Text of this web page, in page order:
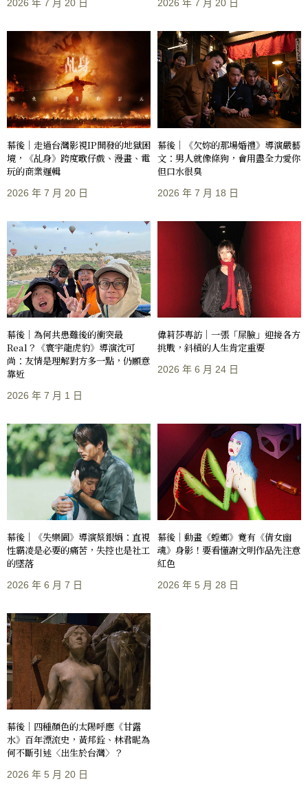
2026 年 7 月 20 日 2026 年 7 月 20 日
幕後｜走過台灣影視IP開發的地獄困
境，《乩身》跨度歌仔戲、漫畫、電
玩的商業邏輯
2026 年 7 月 20 日
幕後｜《欠妳的那場婚禮》導演嚴藝
文：男人就像條狗，會用盡全力愛你
但口水很臭
2026 年 7 月 18 日
幕後｜為何共患難後的衝突最
Real？《寰宇龍虎豹》導演沈可
尚：友情是理解對方多一點，仍願意
靠近
2026 年 7 月 1 日
偉莉莎專訪｜一張「屎臉」迎接各方
挑戰，斜槓的人生肯定重要
2026 年 6 月 24 日
幕後｜《失樂園》導演蔡銀娟：直視
性霸凌是必要的痛苦，失控也是社工
的墜落
2026 年 6 月 7 日
幕後｜動畫《螳螂》竟有《倩女幽
魂》身影！要看懂謝文明作品先注意
紅色
2026 年 5 月 28 日
幕後｜四種顏色的太陽呼應《甘露
水》百年漂流史，黃邦銓、林君昵為
何不斷引述〈出生於台灣〉？
2026 年 5 月 20 日